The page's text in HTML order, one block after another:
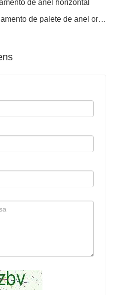
de anel horizontal
Próximo : Invólucro de alongamento de palete de anel orbital